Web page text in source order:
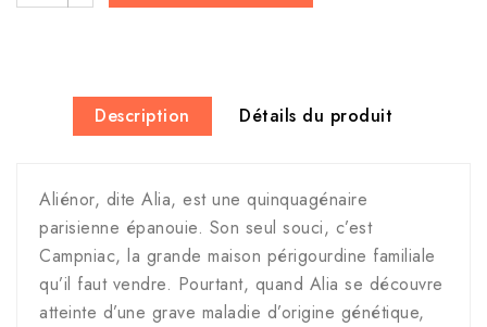
Description Détails du produit
Aliénor, dite Alia, est une quinquagénaire
parisienne épanouie. Son seul souci, c’est
Campniac, la grande maison périgourdine familiale
qu’il faut vendre. Pourtant, quand Alia se découvre
atteinte d’une grave maladie d’origine génétique,